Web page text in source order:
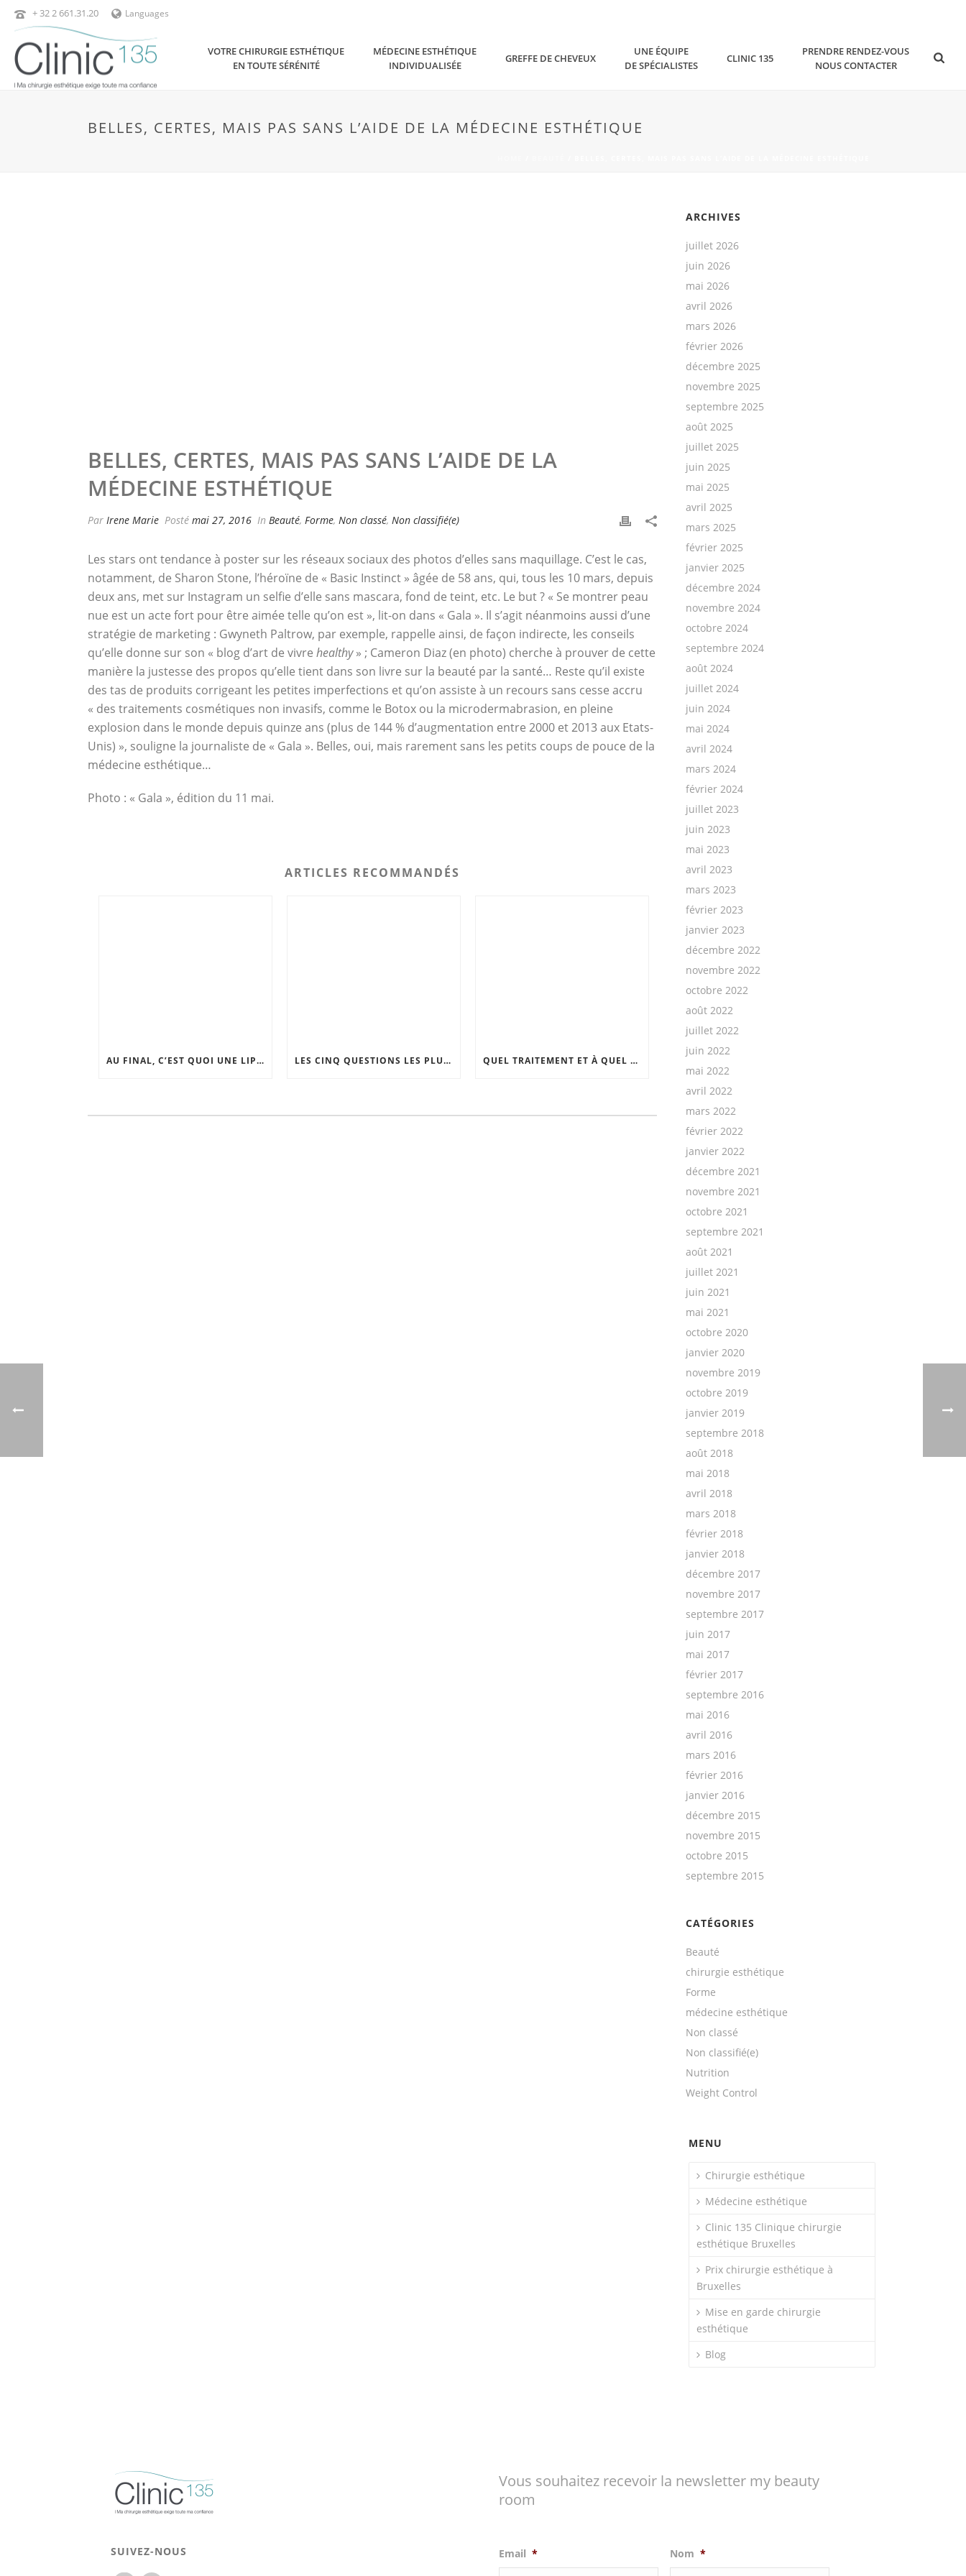
+ 32 2 661.31.20 Languages
VOTRE CHIRURGIE ESTHÉTIQUE
EN TOUTE SÉRÉNITÉ
MÉDECINE ESTHÉTIQUE
INDIVIDUALISÉE
GREFFE DE CHEVEUX
UNE ÉQUIPE
DE SPÉCIALISTES
CLINIC 135
PRENDRE RENDEZ-VOUS
NOUS CONTACTER
BELLES, CERTES, MAIS PAS SANS L’AIDE DE LA MÉDECINE ESTHÉTIQUE
BELLES, CERTES, MAIS PAS SANS L’AIDE DE LA
MÉDECINE ESTHÉTIQUE
Par Irene Marie Posté mai 27, 2016 In Beauté, Forme, Non classé, Non classifié(e)
Les stars ont tendance à poster sur les réseaux sociaux des photos d’elles sans maquillage. C’est le cas,
notamment, de Sharon Stone, l’héroïne de « Basic Instinct » âgée de 58 ans, qui, tous les 10 mars, depuis
deux ans, met sur Instagram un selfie d’elle sans mascara, fond de teint, etc. Le but ? « Se montrer peau
nue est un acte fort pour être aimée telle qu’on est », lit-on dans « Gala ». Il s’agit néanmoins aussi d’une
stratégie de marketing : Gwyneth Paltrow, par exemple, rappelle ainsi, de façon indirecte, les conseils
qu’elle donne sur son « blog d’art de vivre healthy» ; Cameron Diaz (en photo) cherche à prouver de cette
manière la justesse des propos qu’elle tient dans son livre sur la beauté par la santé… Reste qu’il existe
des tas de produits corrigeant les petites imperfections et qu’on assiste à un recours sans cesse accru
« des traitements cosmétiques non invasifs, comme le Botox ou la microdermabrasion, en pleine
explosion dans le monde depuis quinze ans (plus de 144 % d’augmentation entre 2000 et 2013 aux Etats-
Unis) », souligne la journaliste de « Gala ». Belles, oui, mais rarement sans les petits coups de pouce de la
médecine esthétique…
Photo : « Gala », édition du 11 mai.
ARTICLES RECOMMANDÉS
AU FINAL, C’EST QUOI UNE LIPOSUCCION ? LES CINQ QUESTIONS LES PLUS FRÉQUENTES À PROPOS DU LIFTING DU COU ET DU VISAGE. QUEL TRAITEMENT ET À QUEL ÂGE: CHOISIR LE BON MOMENT
ARCHIVES
juillet 2026
juin 2026
mai 2026
avril 2026
mars 2026
février 2026
décembre 2025
novembre 2025
septembre 2025
août 2025
juillet 2025
juin 2025
mai 2025
avril 2025
mars 2025
février 2025
janvier 2025
décembre 2024
novembre 2024
octobre 2024
septembre 2024
août 2024
juillet 2024
juin 2024
mai 2024
avril 2024
mars 2024
février 2024
juillet 2023
juin 2023
mai 2023
avril 2023
mars 2023
février 2023
janvier 2023
décembre 2022
novembre 2022
octobre 2022
août 2022
juillet 2022
juin 2022
mai 2022
avril 2022
mars 2022
février 2022
janvier 2022
décembre 2021
novembre 2021
octobre 2021
septembre 2021
août 2021
juillet 2021
juin 2021
mai 2021
octobre 2020
janvier 2020
novembre 2019
octobre 2019
janvier 2019
septembre 2018
août 2018
mai 2018
avril 2018
mars 2018
février 2018
janvier 2018
décembre 2017
novembre 2017
septembre 2017
juin 2017
mai 2017
février 2017
septembre 2016
mai 2016
avril 2016
mars 2016
février 2016
janvier 2016
décembre 2015
novembre 2015
octobre 2015
septembre 2015
CATÉGORIES
Beauté
chirurgie esthétique
Forme
médecine esthétique
Non classé
Non classifié(e)
Nutrition
Weight Control
MENU
Chirurgie esthétique
Médecine esthétique
Clinic 135 Clinique chirurgie
esthétique Bruxelles
Prix chirurgie esthétique à
Bruxelles
Mise en garde chirurgie
esthétique
Blog
SUIVEZ-NOUS
Vous souhaitez recevoir la newsletter my beauty
room
Email * Nom *